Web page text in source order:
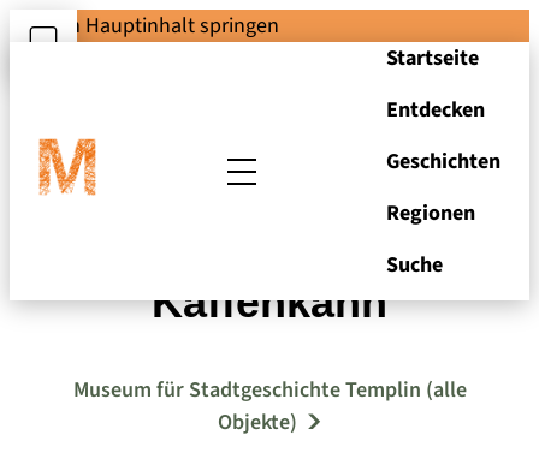
Zum Hauptinhalt springen
Startseite
Entdecken
Geschichten
Regionen
Suche
Schmuckband
Kaffenkahn
Museum für Stadtgeschichte Templin (alle
Objekte)